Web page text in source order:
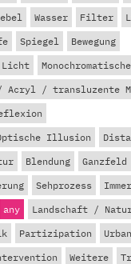
Wasser Filter
Spiegel
Bewegung
Licht
Acryl / transluzente
Illusion
Blendung Ganzfeld
Sehprozess
any
Landschaft /
Partizipation
Weitere